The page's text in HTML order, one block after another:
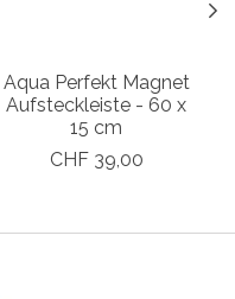
Aqua Perfekt Magnet
Aufsteckleiste - 60 x
15 cm
CHF 39,00